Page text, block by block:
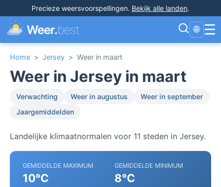
Precieze weersvoorspellingen. Bekijk alle landen.
Weer.best 🌐 ☰
Home > Jersey > Weer in maart
Weer in Jersey in maart
Verwachting Weer in augustus
Weer in september
Jaargemiddelden
Landelijke klimaatnormalen voor 11 steden in Jersey.
GEMIDDELDE MAXIMUM
10°C
GEMIDDELDE MINIMUM
8°C